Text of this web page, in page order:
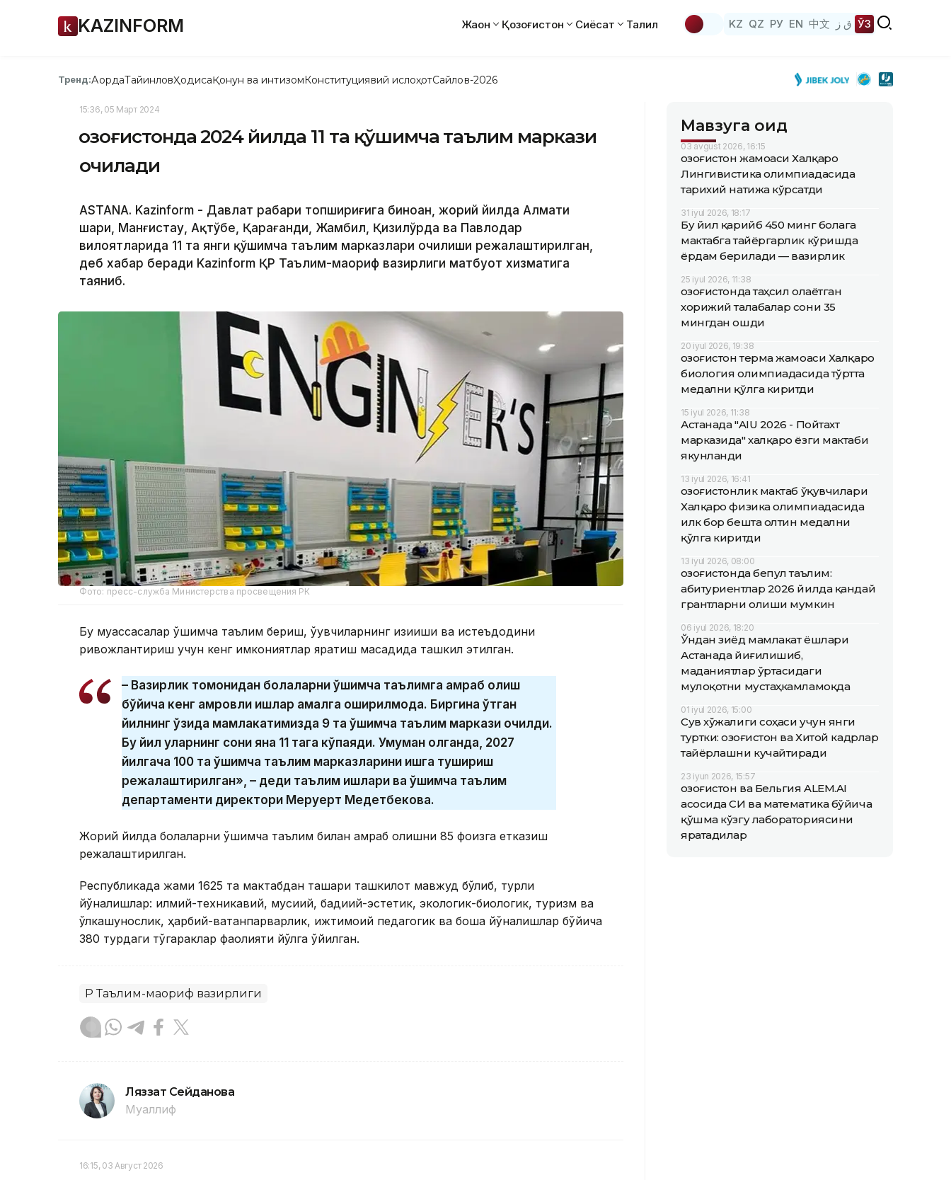
KAZINFORM Жаҳон Қозоғистон Сиёсат Таҳлил KZ QZ РУ EN 中文 ق ز ЎЗ
Тренд:АқордаТайинловҲодисаҚонун ва интизомКонституциявий ислоҳотСайлов-2026
15:36, 05 Март 2024
Қозоғистонда 2024 йилда 11 та қўшимча таълим маркази
очилади
ASTANA. Kazinform - Давлат раҳбари топшириғига биноан, жорий йилда Алмати
шаҳри, Манғистау, Ақтўбе, Қарағанди, Жамбил, Қизилўрда ва Павлодар
вилоятларида 11 та янги қўшимча таълим марказлари очилиши режалаштирилган,
деб хабар беради Kazinform ҚР Таълим-маориф вазирлиги матбуот хизматига
таяниб.
Фото: пресс-служба Министерства просвещения РК
Бу муассасалар қўшимча таълим бериш, ўқувчиларнинг қизиқиши ва истеъдодини
ривожлантириш учун кенг имкониятлар яратиш мақсадида ташкил этилган.
– Вазирлик томонидан болаларни қўшимча таълимга қамраб олиш
бўйича кенг қамровли ишлар амалга оширилмоқда. Биргина ўтган
йилнинг ўзида мамлакатимизда 9 та қўшимча таълим маркази очилди.
Бу йил уларнинг сони яна 11 тага кўпаяди. Умуман олганда, 2027
йилгача 100 та қўшимча таълим марказларини ишга тушириш
режалаштирилган», – деди таълим ишлари ва қўшимча таълим
департаменти директори Меруерт Медетбекова.
Жорий йилда болаларни қўшимча таълим билан қамраб олишни 85 фоизга етказиш
режалаштирилган.
Республикада жами 1625 та мактабдан ташқари ташкилот мавжуд бўлиб, турли
йўналишлар: илмий-техникавий, мусиқий, бадиий-эстетик, экологик-биологик, туризм ва
ўлкашунослик, ҳарбий-ватанпарварлик, ижтимоий педагогик ва бошқа йўналишлар бўйича
380 турдаги тўгараклар фаолияти йўлга қўйилган.
ҚР Таълим-маориф вазирлиги
Ляззат Сейданова
Муаллиф
16:15, 03 Август 2026
Мавзуга оид
03 avgust 2026, 16:15
Қозоғистон жамоаси Халқаро
Лингивистика олимпиадасида
тарихий натижа кўрсатди
31 iyul 2026, 18:17
Бу йил қарийб 450 минг болага
мактабга тайёргарлик кўришда
ёрдам берилади — вазирлик
25 iyul 2026, 11:38
Қозоғистонда таҳсил олаётган
хорижий талабалар сони 35
мингдан ошди
20 iyul 2026, 19:38
Қозоғистон терма жамоаси Халқаро
биология олимпиадасида тўртта
медални қўлга киритди
15 iyul 2026, 11:38
Астанада "AIU 2026 - Пойтахт
марказида" халқаро ёзги мактаби
якунланди
13 iyul 2026, 16:41
Қозоғистонлик мактаб ўқувчилари
Халқаро физика олимпиадасида
илк бор бешта олтин медални
қўлга киритди
13 iyul 2026, 08:00
Қозоғистонда бепул таълим:
абитуриентлар 2026 йилда қандай
грантларни олиши мумкин
06 iyul 2026, 18:20
Ўндан зиёд мамлакат ёшлари
Астанада йиғилишиб,
маданиятлар ўртасидаги
мулоқотни мустаҳкамламоқда
01 iyul 2026, 15:00
Сув хўжалиги соҳаси учун янги
туртки: Қозоғистон ва Хитой кадрлар
тайёрлашни кучайтиради
23 iyun 2026, 15:57
Қозоғистон ва Бельгия ALEM.AI
асосида СИ ва математика бўйича
қўшма кўзгу лабораториясини
яратадилар